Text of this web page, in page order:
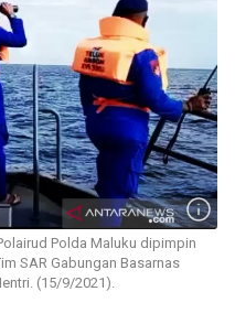
Polda Maluku dipimpin
SAR Gabungan Basarnas
(15/9/2021).